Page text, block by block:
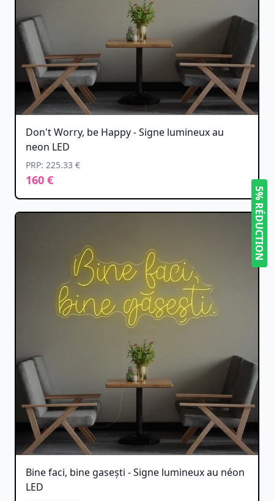
Don't Worry, be Happy - Signe lumineux au
neon LED
PRP: 225.33 €
160 €
Bine faci, bine gasești - Signe lumineux au néon
LED
5% RÉDUCTION